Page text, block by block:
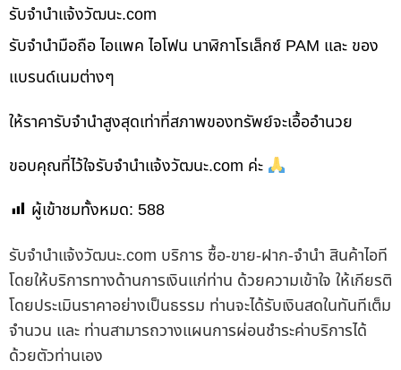
รับจํานําแจ้งวัฒนะ.com
รับจำนำมือถือ ไอแพค ไอโฟน นาฬิกาโรเล็กซ์ PAM และ ของ
แบรนด์เนมต่างๆ
ให้ราคารับจำนำสูงสุดเท่าที่สภาพของทรัพย์จะเอื้ออำนวย
ขอบคุณที่ไว้ใจรับจำนำแจ้งวัฒนะ.com ค่ะ
ผู้เข้าชมทั้งหมด: 588
รับจํานําแจ้งวัฒนะ.com บริการ ซื้อ-ขาย-ฝาก-จำนำ สินค้าไอที
โดยให้บริการทางด้านการเงินแก่ท่าน ด้วยความเข้าใจ ให้เกียรติ
โดยประเมินราคาอย่างเป็นธรรม ท่านจะได้รับเงินสดในทันทีเต็ม
จำนวน และ ท่านสามารถวางแผนการผ่อนชำระค่าบริการได้
ด้วยตัวท่านเอง